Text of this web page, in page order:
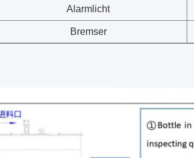
Alarmlicht
Bremser